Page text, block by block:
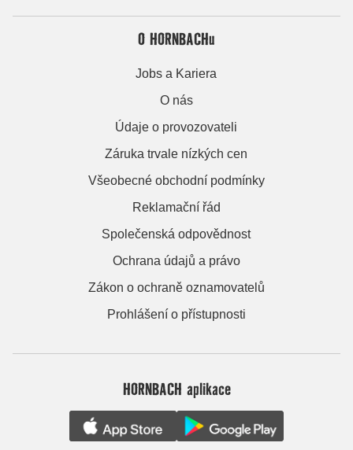
O HORNBACHu
Jobs a Kariera
O nás
Údaje o provozovateli
Záruka trvale nízkých cen
Všeobecné obchodní podmínky
Reklamační řád
Společenská odpovědnost
Ochrana údajů a právo
Zákon o ochraně oznamovatelů
Prohlášení o přístupnosti
HORNBACH aplikace